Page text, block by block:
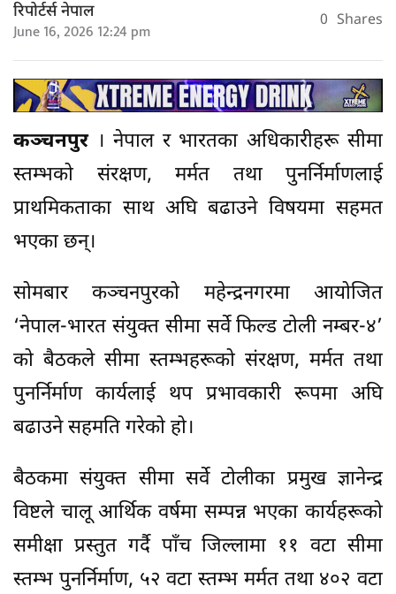
रिपोर्टर्स नेपाल
June 16, 2026 12:24 pm 0 Shares
कञ्चनपुर । नेपाल र भारतका अधिकारीहरू सीमा
स्तम्भको संरक्षण, मर्मत तथा पुनर्निर्माणलाई
प्राथमिकताका साथ अघि बढाउने विषयमा सहमत
भएका छन्।
सोमबार कञ्चनपुरको महेन्द्रनगरमा आयोजित
‘नेपाल-भारत संयुक्त सीमा सर्वे फिल्ड टोली नम्बर-४’
को बैठकले सीमा स्तम्भहरूको संरक्षण, मर्मत तथा
पुनर्निर्माण कार्यलाई थप प्रभावकारी रूपमा अघि
बढाउने सहमति गरेको हो।
बैठकमा संयुक्त सीमा सर्वे टोलीका प्रमुख ज्ञानेन्द्र
विष्टले चालू आर्थिक वर्षमा सम्पन्न भएका कार्यहरूको
समीक्षा प्रस्तुत गर्दै पाँच जिल्लामा ११ वटा सीमा
स्तम्भ पुनर्निर्माण, ५२ वटा स्तम्भ मर्मत तथा ४०२ वटा